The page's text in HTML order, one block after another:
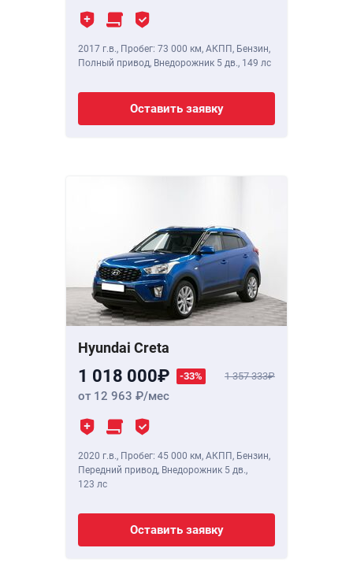
2017 г.в., Пробег: 73 000 км, АКПП, Бензин,
Полный привод, Внедорожник 5 дв., 149 лс
Оставить заявку
Hyundai Creta
1 018 000 -33% 1 357 333
от 12 963 /мес
2020 г.в., Пробег: 45 000 км, АКПП, Бензин,
Передний привод, Внедорожник 5 дв.,
123 лс
Оставить заявку